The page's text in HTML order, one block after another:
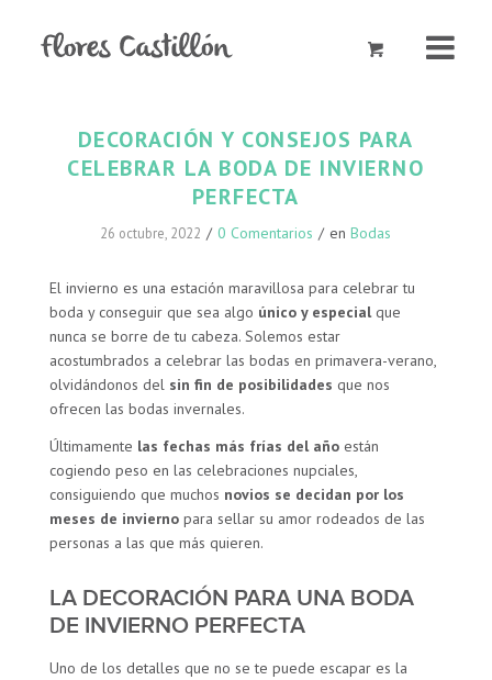
DECORACIÓN Y CONSEJOS PARA
CELEBRAR LA BODA DE INVIERNO
PERFECTA
26 octubre, 2022 / 0 Comentarios / enBodas
El invierno es una estación maravillosa para celebrar tu
boda y conseguir que sea algo único y especialque
nunca se borre de tu cabeza. Solemos estar
acostumbrados a celebrar las bodas en primavera-verano,
olvidándonos del sin fin de posibilidades que nos
ofrecen las bodas invernales.
Últimamente las fechas más frías del año están
cogiendo peso en las celebraciones nupciales,
consiguiendo que muchos novios se decidan por los
meses de invierno para sellar su amor rodeados de las
personas a las que más quieren.
LA DECORACIÓN PARA UNA BODA
DE INVIERNO PERFECTA
Uno de los detalles que no se te puede escapar es la